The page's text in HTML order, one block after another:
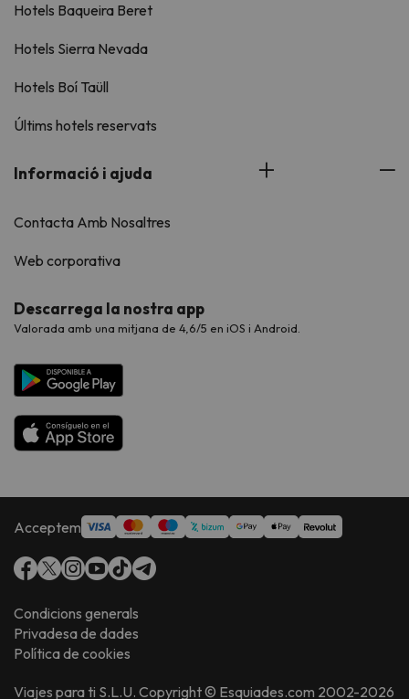
Hotels Baqueira Beret
Hotels Sierra Nevada
Hotels Boí Taüll
Últims hotels reservats
Informació i ajuda
Contacta Amb Nosaltres
Web corporativa
Descarrega la nostra app
Valorada amb una mitjana de 4,6/5 en iOS i Android.
Acceptem
Condicions generals
Privadesa de dades
Política de cookies
Viajes para ti S.L.U. Copyright © Esquiades.com 2002-2026